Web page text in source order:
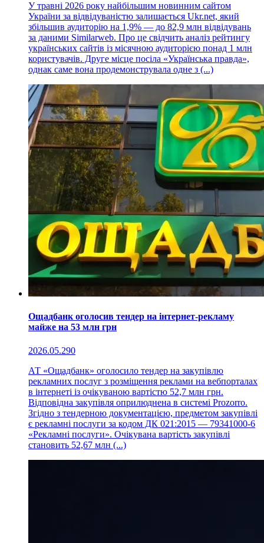
У травні 2026 року найбільшим новинним сайтом
України за відвідуваністю залишається Ukr.net, який
збільшив аудиторію на 1,9% — до 82,9 млн відвідувань
за даними Similarweb. Про це свідчить аналіз рейтингу
українських сайтів із місячною аудиторією понад 1 млн
користувачів. Друге місце посіла «Українська правда»,
однак саме вона продемонструвала одне з (...)
Ощадбанк оголосив тендер на інтернет-рекламу
майже на 53 млн грн
2026.05.290
АТ «Ощадбанк» оголосило тендер на закупівлю
рекламних послуг з розміщення реклами на вебпорталах
в інтернеті із очікуваною вартістю 52,7 млн грн.
Відповідна закупівля оприлюднена в системі Prozorro.
Згідно з тендерною документацією, предметом закупівлі
є рекламні послуги за кодом ДК 021:2015 — 79341000-6
«Рекламні послуги». Очікувана вартість закупівлі
становить 52,67 млн (...)